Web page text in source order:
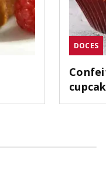
DOCES